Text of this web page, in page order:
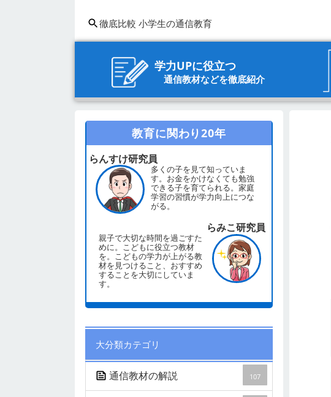
徹底比較 小学生の通信教育
学力UPに役立つ
通信教材などを徹底紹介
教育に関わり20年
らんすけ研究員
多くの子を見て知っていま
す。お金をかけなくても勉強
できる子を育てられる。家庭
学習の習慣が学力向上につな
がる。
らみこ研究員
親子で大切な時間を過ごすた
めに。こどもに役立つ教材
を。こどもの学力が上がる教
材を見つけること、おすすめ
することを大切にしていま
す。
大分類カテゴリ
通信教材の解説 107